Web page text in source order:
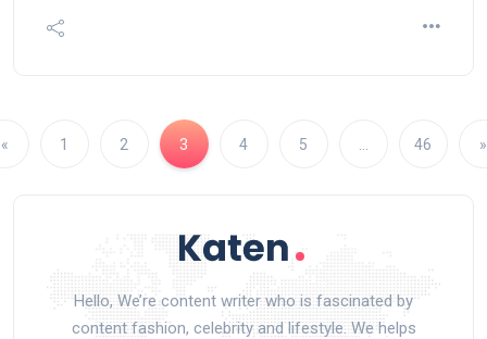
« 1 2 3 4 5 46 »
Hello, We’re content writer who is fascinated by
content fashion, celebrity and lifestyle. We helps